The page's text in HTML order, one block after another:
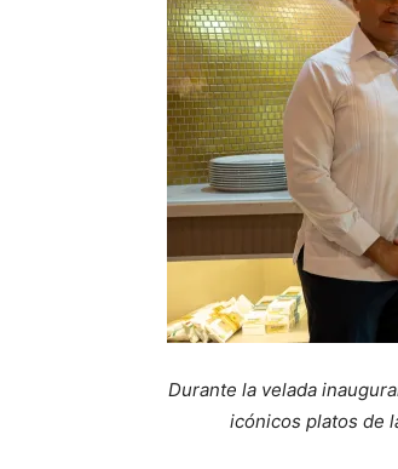
Durante la velada
icónicos platos de